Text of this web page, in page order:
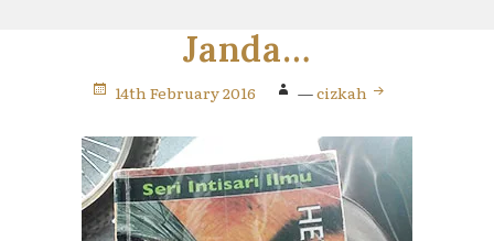
Janda…
14th February 2016 —cizkah